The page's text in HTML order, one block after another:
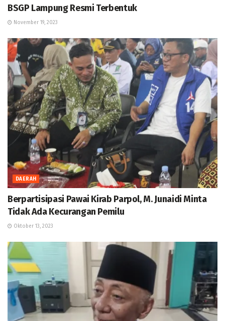
BSGP Lampung Resmi Terbentuk
November 19, 2023
DAERAH
Berpartisipasi Pawai Kirab Parpol, M. Junaidi Minta
Tidak Ada Kecurangan Pemilu
Oktober 13, 2023